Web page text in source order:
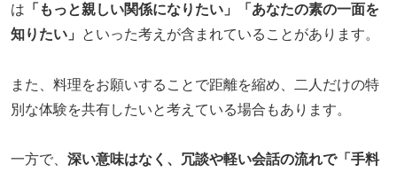
は 「もっと親しい関係になりたい」「あなたの素の一面を
知りたい」
といった考えが含まれていることがあります。
また、料理をお願いすることで距離を縮め、二人だけの特
別な体験を共有したいと考えている場合もあります。
一方で、 深い意味はなく、冗談や軽い会話の流れで「手料